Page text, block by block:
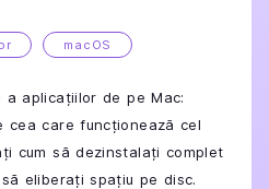
macOS
aplicațiilor de pe Mac:
cea care funcționează cel
cum să dezinstalați complet
eliberați spațiu pe disc.